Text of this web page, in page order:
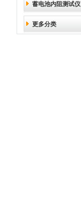
蓄电池内阻测试仪
更多分类